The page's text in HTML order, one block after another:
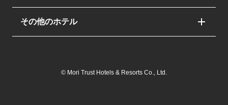
イラフ SUI ラグジュアリーコレクションホテル
沖縄宮古
ラフォーレ伊東温泉 湯の庭
その他のホテル
強羅環翠楼© Mori Trust Hotels & Resorts Co., Ltd.